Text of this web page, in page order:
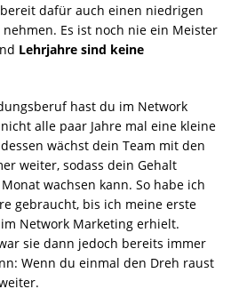
dafür auch einen niedrigen
Es ist noch nie ein Meister
Lehrjahre sind keine
hast du im Network
alle paar Jahre mal eine kleine
wächst dein Team mit den
weiter, sodass dein Gehalt
wachsen kann. So habe ich
gebraucht, bis ich meine erste
Network Marketing erhielt.
sie dann jedoch bereits immer
Wenn du einmal den Dreh raust